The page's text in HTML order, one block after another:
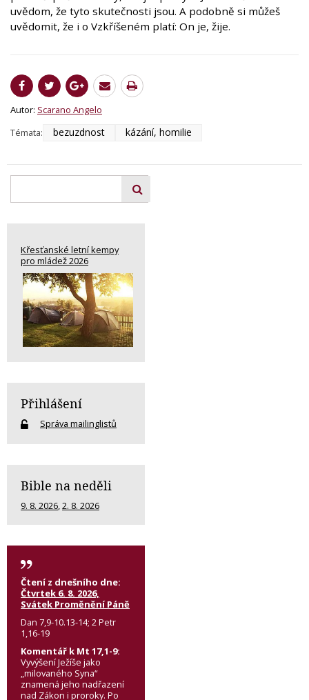
uvědom, že tyto skutečnosti jsou. A podobně si můžeš
uvědomit, že i o Vzkříšeném platí: On je, žije.
Autor: Scarano Angelo
Témata:
bezuzdnost kázání, homilie
Křesťanské letní kempy
pro mládež 2026
Přihlášení
Správa mailinglistů
Bible na neděli
9. 8. 2026,2. 8. 2026
Čtení z dnešního dne:
Čtvrtek 6. 8. 2026,
Svátek Proměnění Páně
Dan 7,9-10.13-14; 2 Petr
1,16-19
Komentář k Mt 17,1-9:
Vyvýšení Ježíše jako
„milovaného Syna“
znamená jeho nadřazení
nad Zákon i proroky. Po